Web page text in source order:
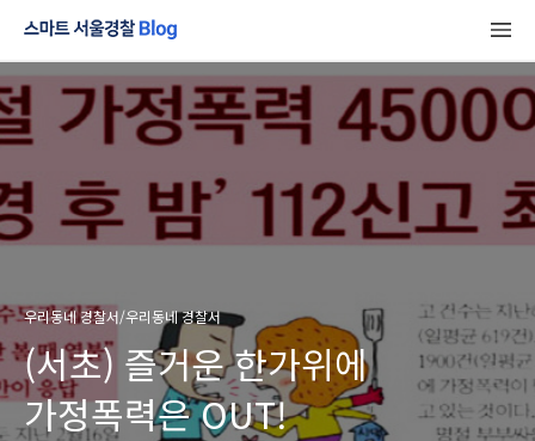
우리동네 경찰서/우리동네 경찰서
(서초) 즐거운 한가위에
가정폭력은 OUT!